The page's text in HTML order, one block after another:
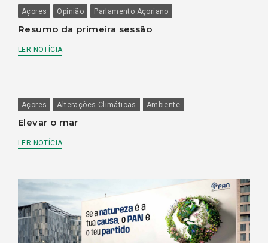
Açores Opinião Parlamento Açoriano
Resumo da primeira sessão
LER NOTÍCIA
Açores Alterações Climáticas Ambiente
Elevar o mar
LER NOTÍCIA